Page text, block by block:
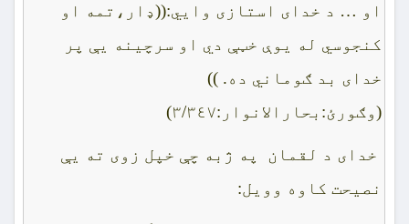
او … د خداى استازى وايي:((ډار،تمه او
کنجوسي له يوې خټې دي او سرچينه يې پر
خداى بد ګوماني ده. ))
(وګورئ:بحارالانوار:٣/٣٤٧)
خداى د لقمان په ژبه چې خپل زوى ته يې
نصيحت کاوه وويل: